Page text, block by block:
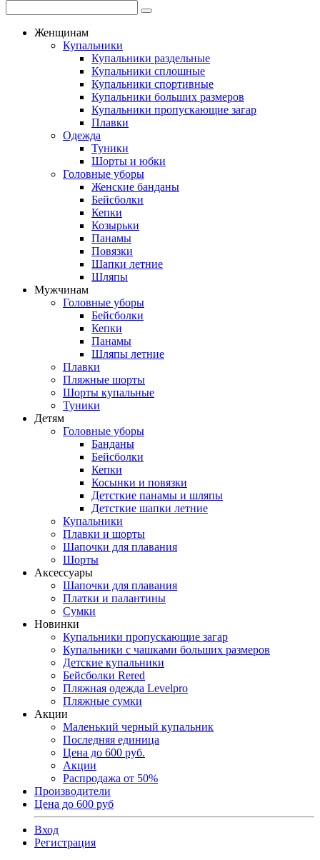
Женщинам
Купальники
Купальники раздельные
Купальники сплошные
Купальники спортивные
Купальники больших размеров
Купальники пропускающие загар
Плавки
Одежда
Туники
Шорты и юбки
Головные уборы
Женские банданы
Бейсболки
Кепки
Козырьки
Панамы
Повязки
Шапки летние
Шляпы
Мужчинам
Головные уборы
Бейсболки
Кепки
Панамы
Шляпы летние
Плавки
Пляжные шорты
Шорты купальные
Туники
Детям
Головные уборы
Банданы
Бейсболки
Кепки
Косынки и повязки
Детсткие панамы и шляпы
Детсткие шапки летние
Купальники
Плавки и шорты
Шапочки для плавания
Шорты
Аксессуары
Шапочки для плавания
Платки и палантины
Сумки
Новинки
Купальники пропускающие загар
Купальники с чашками больших размеров
Детские купальники
Бейсболки Rered
Пляжная одежда Levelpro
Пляжные сумки
Акции
Маленький черный купальник
Последняя единица
Цена до 600 руб.
Акции
Распродажа от 50%
Производители
Цена до 600 руб
Вход
Регистрация